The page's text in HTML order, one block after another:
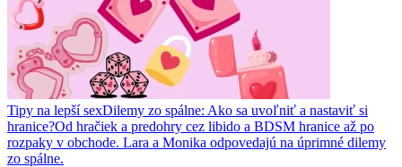
Tipy na lepší sexDilemy zo spálne: Ako sa uvoľniť a nastaviť si
hranice?Od hračiek a predohry cez libido a BDSM hranice až po
rozpaky v obchode. Lara a Monika odpovedajú na úprimné dilemy
zo spálne.